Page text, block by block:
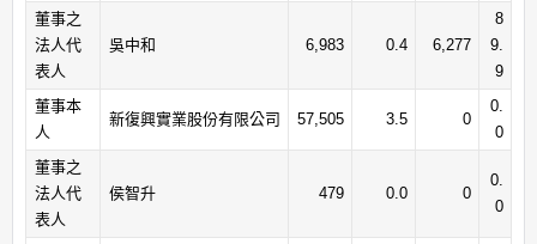
董事之
法人代
表人
吳中和 6,983 0.4 6,277
8
9.
9
董事本
人
新復興實業股份有限公司 57,505 3.5 0
0.
0
董事之
法人代
表人
侯智升 479 0.0 0
0.
0